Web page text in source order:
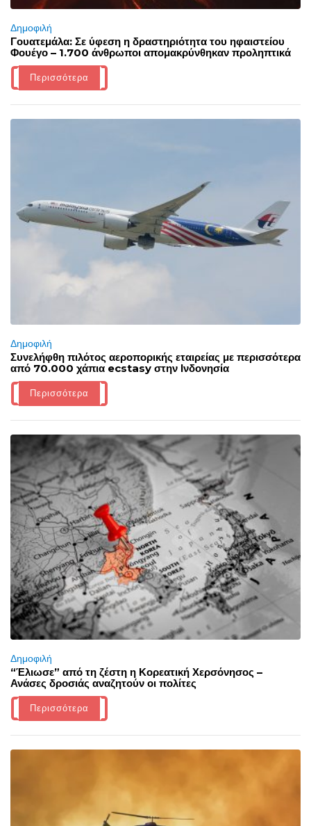
Δημοφιλή
Γουατεμάλα: Σε ύφεση η δραστηριότητα του ηφαιστείου
Φουέγο – 1.700 άνθρωποι απομακρύνθηκαν προληπτικά
Περισσότερα
Δημοφιλή
Συνελήφθη πιλότος αεροπορικής εταιρείας με περισσότερα
από 70.000 χάπια ecstasy στην Ινδονησία
Περισσότερα
Δημοφιλή
“Έλιωσε” από τη ζέστη η Κορεατική Χερσόνησος –
Ανάσες δροσιάς αναζητούν οι πολίτες
Περισσότερα